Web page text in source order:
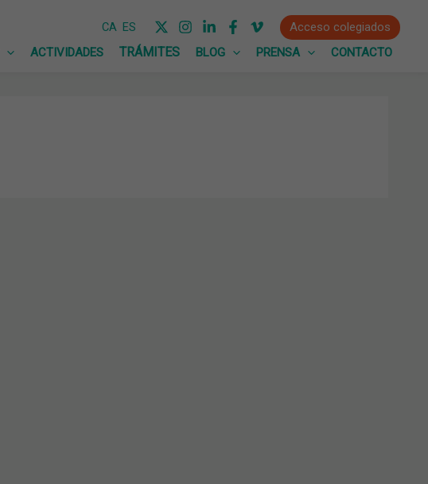
CA ES
Acceso colegiados
ACTIVIDADES BLOG PRENSA CONTACTO